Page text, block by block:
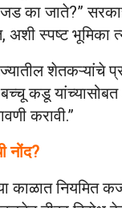
का जाते?”
अशी स्पष्ट भूमिका
कडू यांच्यासोबत
करावी.”
नोंद?
काळात नियमित